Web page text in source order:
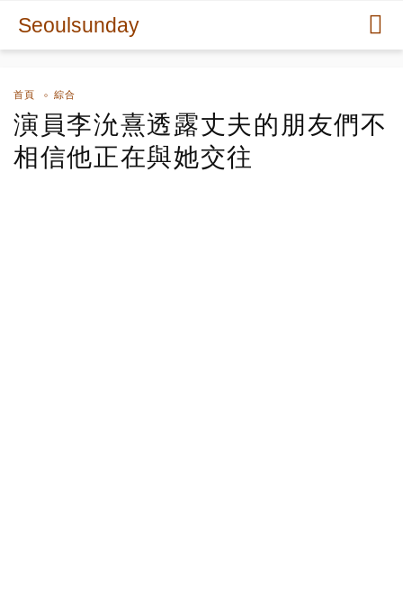
Seoulsunday
首頁 綜合
演員李沇熹透露丈夫的朋友們不
相信他正在與她交往